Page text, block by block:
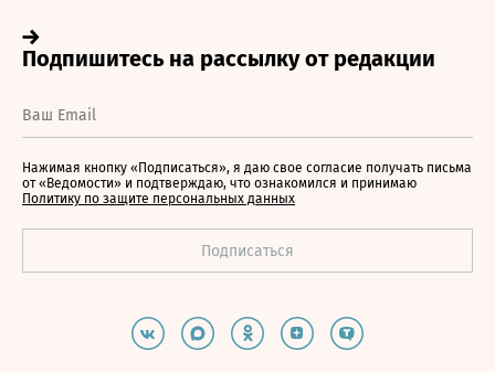
Нажимая кнопку «Подписаться», я даю свое согласие получать письма
от «Ведомости» и подтверждаю, что ознакомился и принимаю
Политику по защите персональных данных